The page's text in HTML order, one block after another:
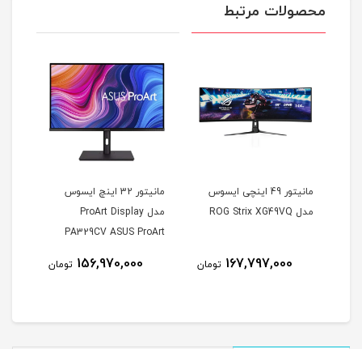
محصولات مرتبط
مانیتور 49 اینچی ایسوس
مدل ROG Strix XG49VQ
167,797,000 تومان
مانیتور 32 اینچ ایسوس
مدل ProArt Display
PA329CV ASUS ProArt
IPS 4K UHD Monitor
156,970,000 تومان